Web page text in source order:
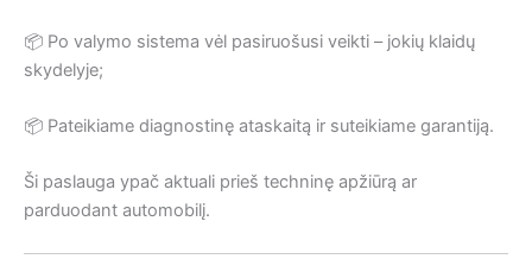
📦 Po valymo sistema vėl pasiruošusi veikti – jokių klaidų
skydelyje;
📦 Pateikiame diagnostinę ataskaitą ir suteikiame garantiją.
Ši paslauga ypač aktuali prieš techninę apžiūrą ar
parduodant automobilį.